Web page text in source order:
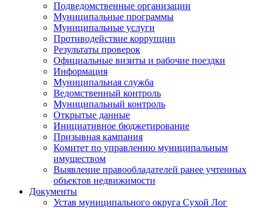
Подведомственные организации
Муниципальные программы
Муниципальные услуги
Противодействие коррупции
Результаты проверок
Официальные визиты и рабочие поездки
Информация
Муниципальная служба
Ведомственный контроль
Муниципальный контроль
Открытые данные
Инициативное бюджетирование
Призывная кампания
Комитет по управлению муниципальным
имуществом
Выявление правообладателей ранее учтенных
объектов недвижимости
Документы
Устав муниципального округа Сухой Лог